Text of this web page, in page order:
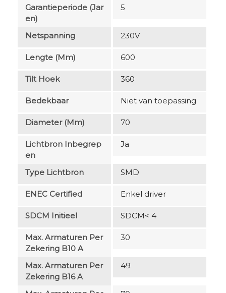
Garantieperiode (jar
En)
5
Netspanning 230V
Lengte (mm) 600
Tilt Hoek 360
Bedekbaar Niet van toepassing
Diameter (mm) 70
Lichtbron Inbegrep
En
Ja
Type Lichtbron SMD
ENEC Certified Enkel driver
SDCM Initieel SDCM< 4
Max. Armaturen Per
Zekering B10 A
30
Max. Armaturen Per
Zekering B16 A
49